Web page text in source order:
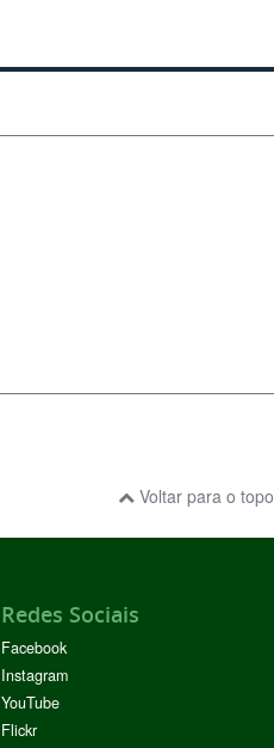
Voltar para o topo
Redes Sociais
Facebook
Instagram
YouTube
Flickr